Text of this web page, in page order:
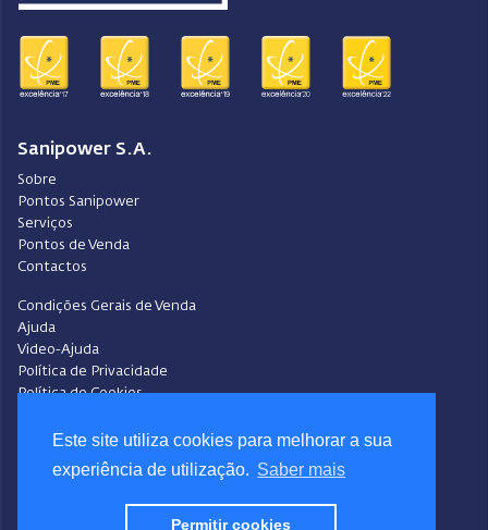
Este site utiliza cookies para melhorar a sua
experiência de utilização. Saber mais
Permitir cookies
Sanipower S.A.
Sobre
Pontos Sanipower
Serviços
Pontos de Venda
Contactos
Condições Gerais de Venda
Ajuda
Video-Ajuda
Política de Privacidade
Política de Cookies
Livro de Reclamações
Siga a Sanipower